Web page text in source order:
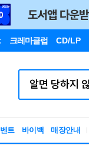
크레마클럽 CD/LP
트 바이백 매장안내